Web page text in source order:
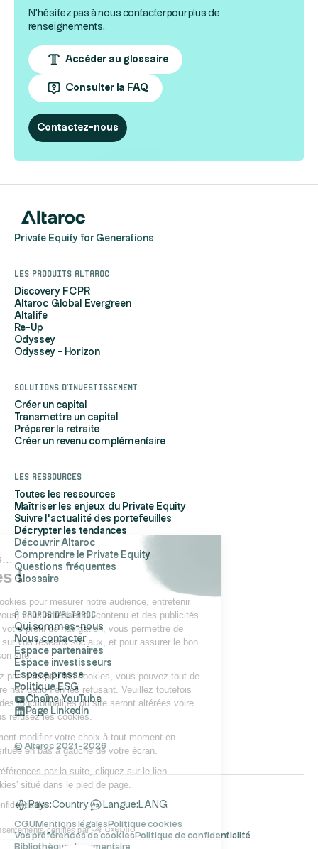
Salut c'est nous...
les Cookies !
Altaroc utilise des cookies pour mesurer notre audience, entretenir
notre relation avec vous, vous adresser du contenu et des publicités
personnalisés selon votre profil de navigation, vous permettre de
partager du contenu sur vos réseaux sociaux, et pour assurer le bon
fonctionnement de son site.
Si vous ne souhaitez pas accepter les cookies, vous pouvez tout de
même continuer votre navigation en les refusant. Veuillez toutefois
noter que certaines des fonctionnalités du site seront altérées voire
inaccessibles si vous refusez les cookies.
Vous pouvez également modifier votre choix à tout moment en
cliquant sur l’icône située en bas à gauche de votre écran.
Pour modifier vos préférences par la suite, cliquez sur le lien
'Préférences de cookies' situé dans le pied de page.
Lire la politique de confidentialité
Consentements certifiés par
N'hésitez pas à nous contacter pour plus de
renseignements.
Accéder au glossaire
Consulter la FAQ
Contactez-nous
Private Equity for Generations
Les produits Altaroc
Discovery FCPR
Altaroc Global Evergreen
Altalife
Re-Up
Odyssey
Odyssey - Horizon
Solutions d'investissement
Créer un capital
Transmettre un capital
Préparer la retraite
Créer un revenu complémentaire
Les ressources
Toutes les ressources
Maîtriser les enjeux du Private Equity
Suivre l'actualité des portefeuilles
Décrypter les tendances
Découvrir Altaroc
Comprendre le Private Equity
Questions fréquentes
Glossaire
À propos d'Altaroc
Qui sommes-nous
Nous contacter
Espace partenaires
Espace investisseurs
Espace presse
Politique ESG
Chaîne YouTube
Page Linkedin
© Altaroc 2021 -2026
Pays:Country Langue: LANG
CGU Mentions légales Politique cookies
Vos préférences de cookies Politique de confidentialité
Bibliothèque documentaire